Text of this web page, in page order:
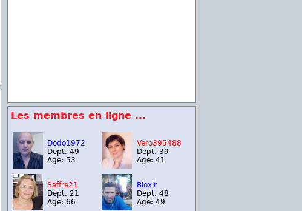
Les membres en ligne ...
Dodo1972
Dept. 49
Age: 53
Vero395488
Dept. 39
Age: 41
Saffre21
Dept. 21
Age: 66
Bioxir
Dept. 48
Age: 49